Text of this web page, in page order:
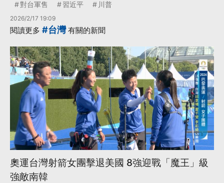
對台軍售 習近平 川普
2026/2/17 19:09
閱讀更多 #台灣有關的新聞
奧運台灣射箭女團擊退美國 8強迎戰「魔王」級
強敵南韓